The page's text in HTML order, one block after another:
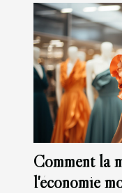
Comment la
l'économie